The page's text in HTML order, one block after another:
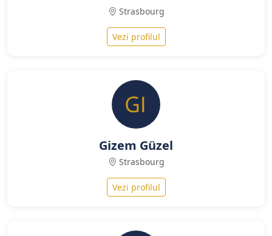
Strasbourg
Vezi profilul
Gizem Güzel
Strasbourg
Vezi profilul